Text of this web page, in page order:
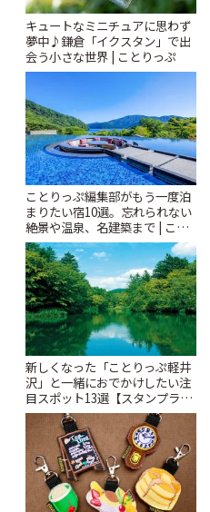
キュートなミニチュアに思わず
夢中♪鎌倉「イクスタン」で出
会う小さな世界 | ことりっぷ
ことりっぷ編集部がもう一度泊
まりたい宿10選。忘れられない
絶景や温泉、名建築まで | こと
りっぷ
新しくなった「ことりっぷ軽井
沢」と一緒におでかけしたい注
目スポット13選【スタンプラリ
ー開催中】 | ことりっぷ